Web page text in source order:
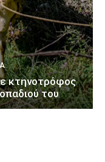
κτηνοτρόφος
του